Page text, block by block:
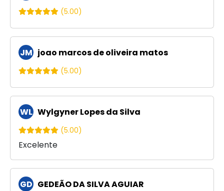
(5.00)
JM joao marcos de oliveira matos
(5.00)
WL Wylgyner Lopes da Silva
(5.00)
Excelente
GD GEDEÃO DA SILVA AGUIAR